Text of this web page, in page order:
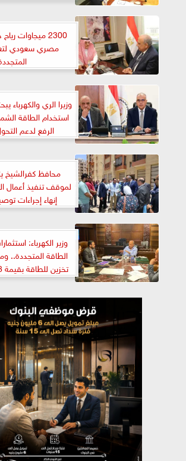
2300 ميجاوات
مصري سعودي
وزيرا الري والكهرباء
استخدام الطاقة
الرفع لدعم
محافظ كفرالشيخ
لموقف تنفيذ أعمال
إنهاء إجراءات
وزير الكهرباء:
الطاقة المتجددة..
يدخل الخدمة في